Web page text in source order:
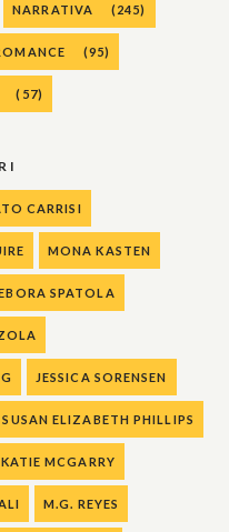
NARRATIVA (245)
(95)
(57)
CARRISI
MONA KASTEN
SPATOLA
JESSICA SORENSEN
SUSAN ELIZABETH PHILLIPS
KATIE MCGARRY
M.G. REYES